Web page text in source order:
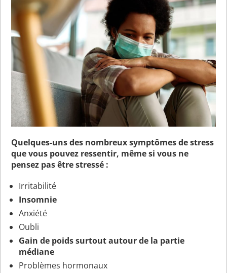
Quelques-uns des nombreux symptômes de stress
que vous pouvez ressentir, même si vous ne
pensez pas être stressé :
Irritabilité
Insomnie
Anxiété
Oubli
Gain de poids surtout autour de la partie
médiane
Problèmes hormonaux